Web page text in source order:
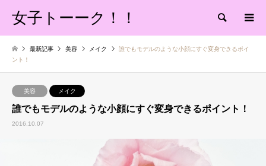
女子トーーク！！ 検索
最新記事 美容 メイク
誰でもモデルのような小顔にすぐ変身できるポイ
ント！
美容 メイク
誰でもモデルのような小顔にすぐ変身できるポイント！
2016.10.07